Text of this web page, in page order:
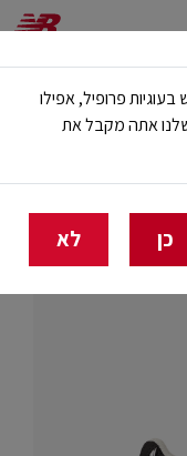
פרופיל, אפילו
אתה מקבל את
כן לא